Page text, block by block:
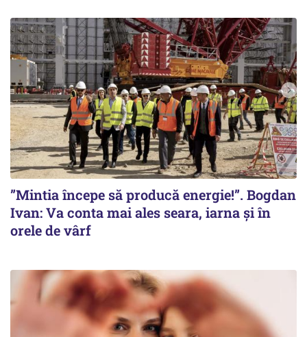
”Mintia începe să producă energie!”. Bogdan
Ivan: Va conta mai ales seara, iarna și în
orele de vârf